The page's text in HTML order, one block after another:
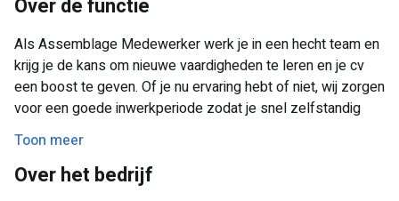
Over de functie
Als Assemblage Medewerker werk je in een hecht team en
krijg je de kans om nieuwe vaardigheden te leren en je cv
een boost te geven. Of je nu ervaring hebt of niet, wij zorgen
voor een goede inwerkperiode zodat je snel zelfstandig
aan de slag kunt.
Wat ga je doen?
Toon meer
Over het bedrijf